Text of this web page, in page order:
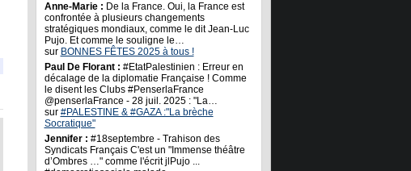
Anne-Marie : De la France. Oui, la France est
confrontée à plusieurs changements
stratégiques mondiaux, comme le dit Jean-Luc
Pujo. Et comme le souligne le…
sur BONNES FÊTES 2025 à tous !
Paul De Florant : #EtatPalestinien : Erreur en
décalage de la diplomatie Française ! Comme
le disent les Clubs #PenserlaFrance
@penserlaFrance - 28 juil. 2025 : "La…
sur #PALESTINE & #GAZA :"La brèche
Socratique"
Jennifer : #18septembre - Trahison des
Syndicats Français C'est un "Immense théâtre
d’Ombres …" comme l'écrit jlPujo ...